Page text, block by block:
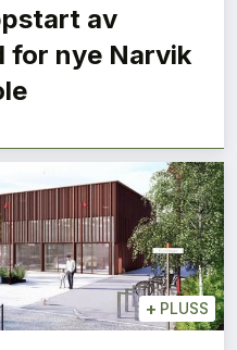
av
for nye Narvik
+ PLUSS